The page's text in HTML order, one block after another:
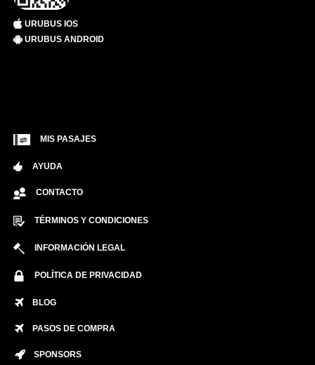
URUBUS IOS
URUBUS ANDROID
MIS PASAJES
AYUDA
CONTACTO
TÉRMINOS Y CONDICIONES
INFORMACIÓN LEGAL
POLÍTICA DE PRIVACIDAD
BLOG
PASOS DE COMPRA
SPONSORS